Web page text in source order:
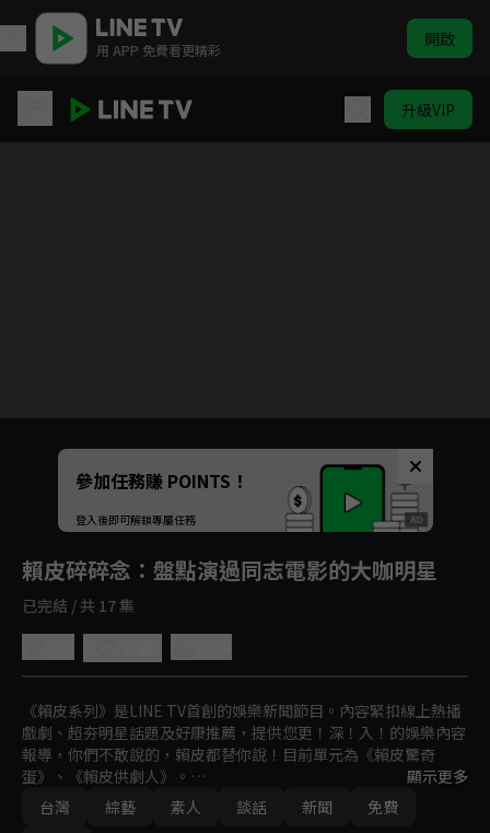
用 APP 免費看更精彩 開啟
升級VIP
Unmute
如有不便請見諒
參加任務賺 POINTS！
登入後即可解鎖專屬任務
賴皮碎碎念 ：盤點演過同志電影的大咖明星
已完結 / 共 17 集
《賴皮系列》是LINE TV首創的娛樂新聞節目。內容緊扣線上熱播
戲劇、超夯明星話題及好康推薦，提供您更！深！入！的娛樂內容
報導，你們不敢說的，賴皮都替你說！目前單元為《賴皮驚奇
蛋》、《賴皮供劇人》。
好啦...不管有沒有說，都一定要看歐～拜託啦～
顯示更多
台灣
綜藝 素人 談話 新聞
免費